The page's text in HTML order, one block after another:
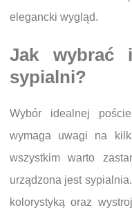
elegancki wygląd.
Jak wybrać
sypialni?
Wybór idealnej
wymaga uwagi na
wszystkim warto
urządzona jest
kolorystyką oraz